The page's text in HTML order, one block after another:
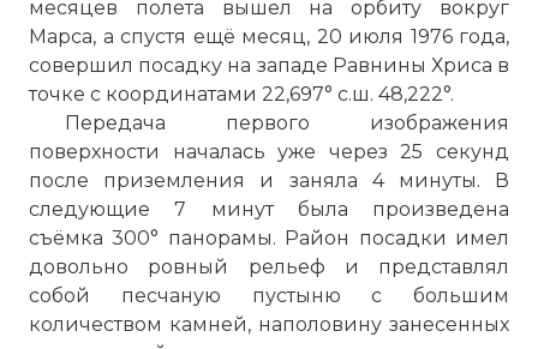
месяцев полета вышел на орбиту вокруг
Марса, а спустя ещё месяц, 20 июля 1976 года,
совершил посадку на западе Равнины Хриса в
точке с координатами 22,697° с.ш. 48,222°.
Передача первого изображения
поверхности началась уже через 25 секунд
после приземления и заняла 4 минуты. В
следующие 7 минут была произведена
съёмка 300° панорамы. Район посадки имел
довольно ровный рельеф и представлял
собой песчаную пустыню с большим
количеством камней, наполовину занесенных